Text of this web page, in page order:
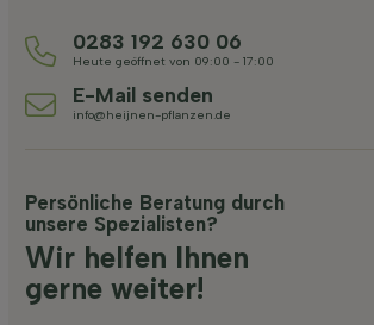
0283 192 630 06
Heute geöffnet von 09:00 - 17:00
E-Mail senden
info@heijnen-pflanzen.de
Persönliche Beratung durch
unsere Spezialisten?
Wir helfen Ihnen
gerne weiter!